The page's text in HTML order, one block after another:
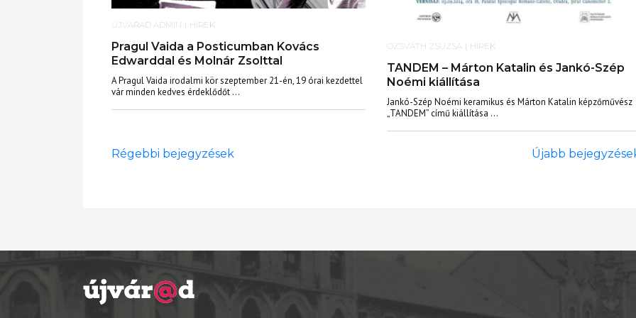
UJVARAD ADMIN | HÍREK
Pragul Vaida a Posticumban Kovács
Edwarddal és Molnár Zsolttal
A Pragul Vaida irodalmi kör szeptember 21-én, 19 órai kezdettel
vár minden kedves érdeklődőt ...
OZSVÁTH ZSUZSA | HÍREK
TANDEM – Márton Katalin és Jankó-Szép
Noémi kiállítása
Jankó-Szép Noémi keramikus és Márton Katalin képzőművész
„TANDEM” című kiállítása ...
Bejegyzés
Régebbi bejegyzések Újabb